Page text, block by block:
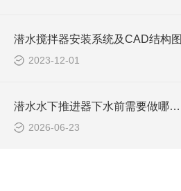
潜水搅拌器安装系统及CAD结构图
2023-12-01
潜水水下推进器下水前需要做哪些检查？
2026-06-23